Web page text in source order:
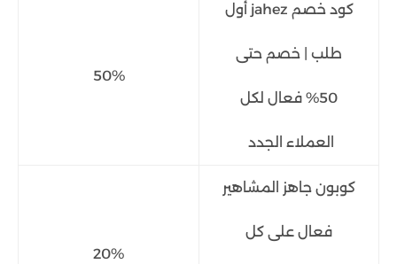
كود خصم jahez أول
طلب | خصم حتى
50% فعال لكل
العملاء الجدد
50%
كوبون جاهز المشاهير
فعال على كل
20%